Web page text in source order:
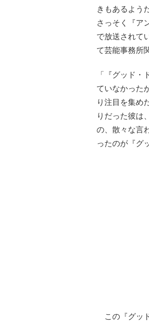
きもあるよう
さっそく『ア
で放送されて
て芸能事務所
「『グッド
ていなかった
り注目を集め
りだった彼は
の、散々な言
ったのが『グ
この『グッ